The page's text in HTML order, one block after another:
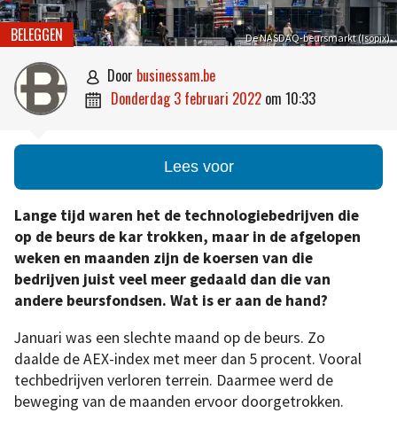
De NASDAQ-beursmarkt (Isopix)
BELEGGEN
 door businessam.be
 donderdag 3 februari 2022 om 10:33
Lees voor
Lange tijd waren het de technologiebedrijven die
op de beurs de kar trokken, maar in de afgelopen
weken en maanden zijn de koersen van die
bedrijven juist veel meer gedaald dan die van
andere beursfondsen. Wat is er aan de hand?
Januari was een slechte maand op de beurs. Zo
daalde de AEX-index met meer dan 5 procent. Vooral
techbedrijven verloren terrein. Daarmee werd de
beweging van de maanden ervoor doorgetrokken.